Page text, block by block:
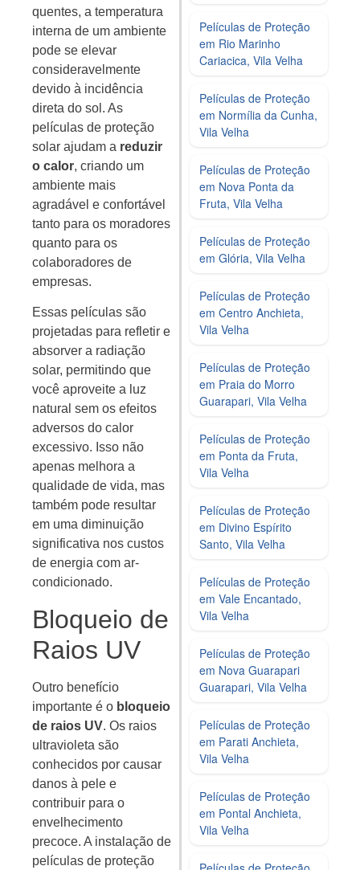
quentes, a temperatura
interna de um ambiente
pode se elevar
consideravelmente
devido à incidência
direta do sol. As
películas de proteção
solar ajudam a reduzir
o calor, criando um
ambiente mais
agradável e confortável
tanto para os moradores
quanto para os
colaboradores de
empresas.
Essas películas são
projetadas para refletir e
absorver a radiação
solar, permitindo que
você aproveite a luz
natural sem os efeitos
adversos do calor
excessivo. Isso não
apenas melhora a
qualidade de vida, mas
também pode resultar
em uma diminuição
significativa nos custos
de energia com ar-
condicionado.
Bloqueio de
Raios UV
Outro benefício
importante é o bloqueio
de raios UV. Os raios
ultravioleta são
conhecidos por causar
danos à pele e
contribuir para o
envelhecimento
precoce. A instalação de
películas de proteção
Películas de Proteção
em Rio Marinho
Cariacica, Vila Velha
Películas de Proteção
em Normília da Cunha,
Vila Velha
Películas de Proteção
em Nova Ponta da
Fruta, Vila Velha
Películas de Proteção
em Glória, Vila Velha
Películas de Proteção
em Centro Anchieta,
Vila Velha
Películas de Proteção
em Praia do Morro
Guarapari, Vila Velha
Películas de Proteção
em Ponta da Fruta,
Vila Velha
Películas de Proteção
em Divino Espírito
Santo, Vila Velha
Películas de Proteção
em Vale Encantado,
Vila Velha
Películas de Proteção
em Nova Guarapari
Guarapari, Vila Velha
Películas de Proteção
em Parati Anchieta,
Vila Velha
Películas de Proteção
em Pontal Anchieta,
Vila Velha